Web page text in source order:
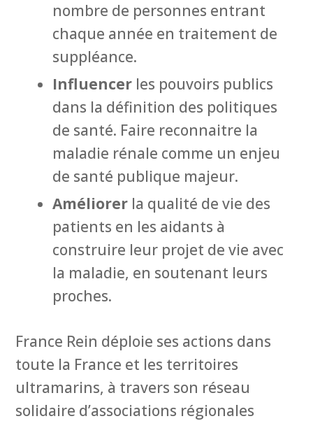
nombre de personnes entrant
chaque année en traitement de
suppléance.
Influencerles pouvoirs publics
dans la définition des politiques
de santé. Faire reconnaitre la
maladie rénale comme un enjeu
de santé publique majeur.
Améliorerla qualité de vie des
patients en les aidants à
construire leur projet de vie avec
la maladie, en soutenant leurs
proches.
France Rein déploie ses actions dans
toute la France et les territoires
ultramarins, à travers son réseau
solidaire d’associations régionales